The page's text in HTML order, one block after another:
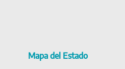
Mapa del Estado